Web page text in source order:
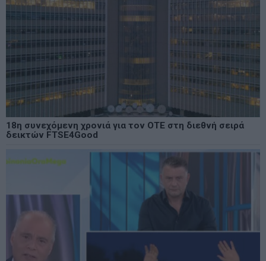
18η συνεχόμενη χρονιά για τον ΟΤΕ στη διεθνή σειρά
δεικτών FTSE4Good